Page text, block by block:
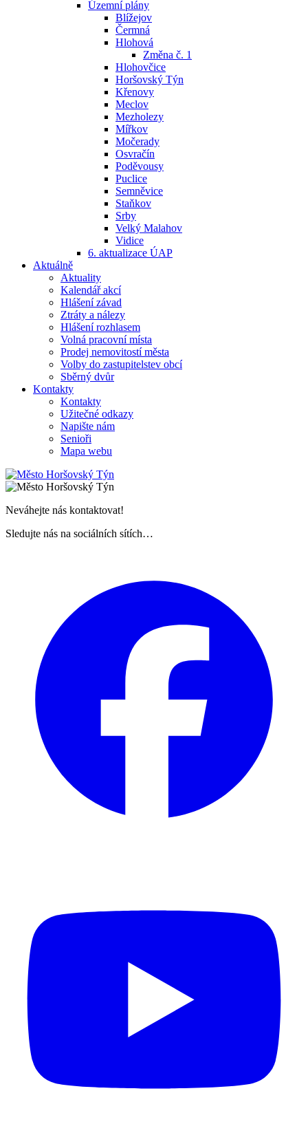
Územní plány
Blížejov
Čermná
Hlohová
Změna č. 1
Hlohovčice
Horšovský Týn
Křenovy
Meclov
Mezholezy
Mířkov
Močerady
Osvračín
Poděvousy
Puclice
Semněvice
Staňkov
Srby
Velký Malahov
Vidice
6. aktualizace ÚAP
Aktuálně
Aktuality
Kalendář akcí
Hlášení závad
Ztráty a nálezy
Hlášení rozhlasem
Volná pracovní místa
Prodej nemovitostí města
Volby do zastupitelstev obcí
Sběrný dvůr
Kontakty
Kontakty
Užitečné odkazy
Napište nám
Senioři
Mapa webu
Neváhejte nás kontaktovat!
Sledujte nás na sociálních sítích…